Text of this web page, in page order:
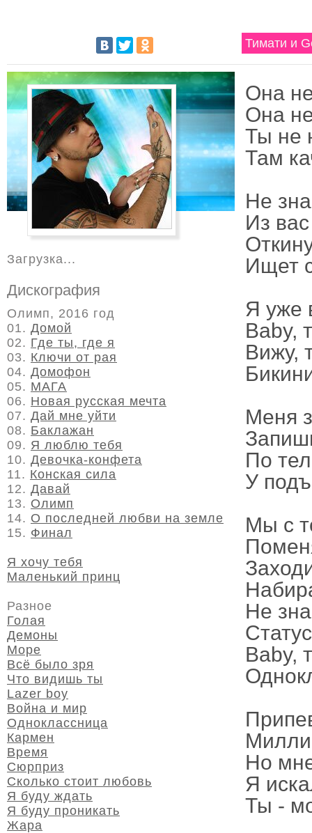
Тимати и
Она
Она
Ты не
Там
Не
Из
Ищет
Я уже
Baby,
Вижу,
Меня
По
У
Мы с
Не
Baby,
Но
Я
Ты -
Загрузка...
Дискография
Олимп, 2016 год
01. Домой
02. Где ты, где я
03. Ключи от рая
04. Домофон
05. МАГА
06. Новая русская мечта
07. Дай мне уйти
08. Баклажан
09. Я люблю тебя
10. Девочка-конфета
11. Конская сила
12. Давай
13. Олимп
14. О последней любви на земле
15. Финал
Я хочу тебя
Маленький принц
Разное
Голая
Демоны
Море
Всё было зря
Что видишь ты
Lazer boy
Война и мир
Одноклассница
Кармен
Время
Сюрприз
Сколько стоит любовь
Я буду ждать
Я буду проникать
Жара